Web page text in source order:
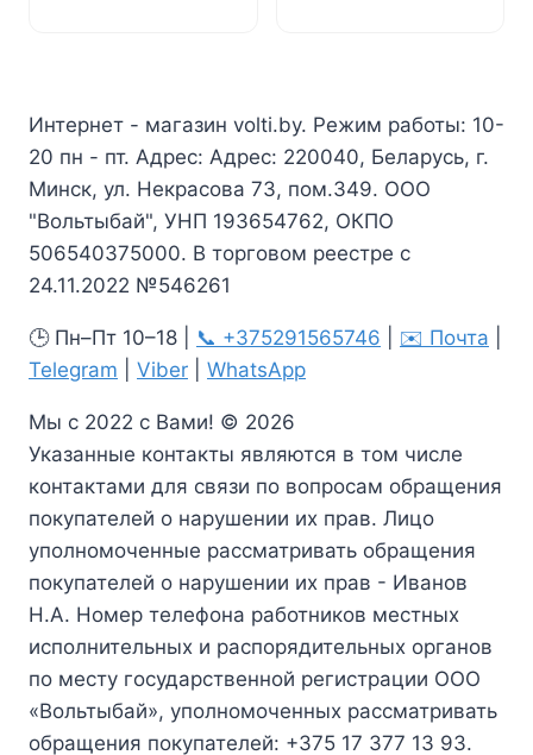
Интернет - магазин volti.by. Режим работы: 10-
20 пн - пт. Адрес: Адрес: 220040, Беларусь, г.
Минск, ул. Некрасова 73, пом.349. ООО
"Вольтыбай", УНП 193654762, ОКПО
506540375000. В торговом реестре с
24.11.2022 №546261
🕒 Пн–Пт 10–18 | 📞 +375291565746 ✉️ Почта
Telegram
Viber WhatsApp
Мы с 2022 с Вами! © 2026
Указанные контакты являются в том числе
контактами для связи по вопросам обращения
покупателей о нарушении их прав. Лицо
уполномоченные рассматривать обращения
покупателей о нарушении их прав - Иванов
Н.А. Номер телефона работников местных
исполнительных и распорядительных органов
по месту государственной регистрации ООО
«Вольтыбай», уполномоченных рассматривать
обращения покупателей: +375 17 377 13 93.